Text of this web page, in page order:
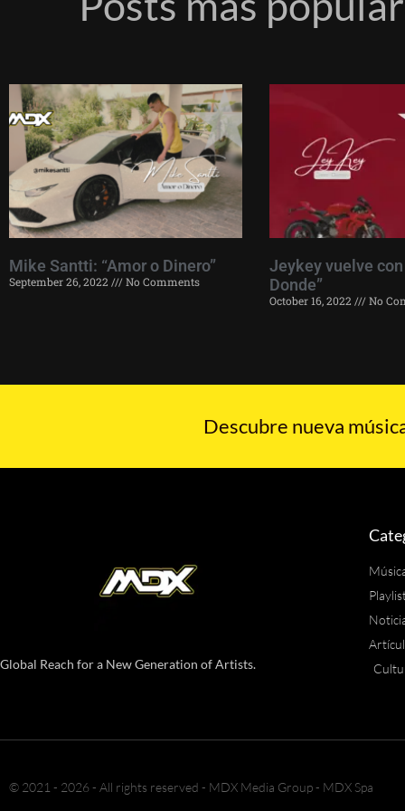
Mike Santti: “Amor o Dinero”
September 26, 2022 No Comments
Jeykey vuelve con
Donde”
October 16, 2022 No
Descubre nueva
Global Reach for a New Generation of Artists.
© 2021 - 2026 - All rights reserved - MDX Media Group - MDX Spa